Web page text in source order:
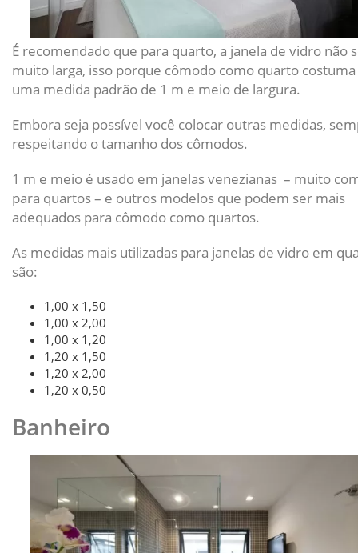
É recomendado que para quarto, a janela de vidro não
muito larga, isso porque cômodo como quarto
uma medida padrão de 1 m e meio de largura.
Embora seja possível você colocar outras medidas,
respeitando o tamanho dos cômodos.
1 m e meio é usado em janelas venezianas – muito
para quartos – e outros modelos que podem ser mais
adequados para cômodo como quartos.
As medidas mais utilizadas para janelas de vidro em
são:
1,00 x 1,50
1,00 x 2,00
1,00 x 1,20
1,20 x 1,50
1,20 x 2,00
1,20 x 0,50
Banheiro